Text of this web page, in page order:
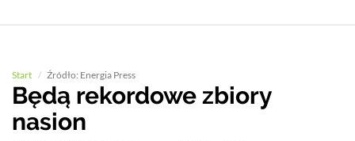
Start Źródło: Energia Press
Będą rekordowe zbiory
nasion